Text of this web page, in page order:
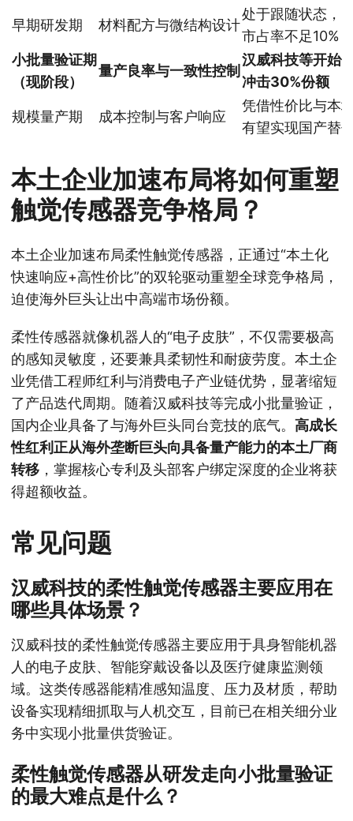
早期研发期 材料配方与微结构设计
处于跟随状态，
市占率不足10%
小批量验证期
（现阶段）
量产良率与一致性控制
汉威科技等开始
冲击30%份额
规模量产期 成本控制与客户响应
凭借性价比与本
有望实现国产替
本土企业加速布局将如何重塑
触觉传感器竞争格局？
本土企业加速布局柔性触觉传感器，正通过“本土化
快速响应+高性价比”的双轮驱动重塑全球竞争格局，
迫使海外巨头让出中高端市场份额。
柔性传感器就像机器人的“电子皮肤”，不仅需要极高
的感知灵敏度，还要兼具柔韧性和耐疲劳度。本土企
业凭借工程师红利与消费电子产业链优势，显著缩短
了产品迭代周期。随着汉威科技等完成小批量验证，
国内企业具备了与海外巨头同台竞技的底气。 高成长
性红利正从海外垄断巨头向具备量产能力的本土厂商
转移 ，掌握核心专利及头部客户绑定深度的企业将获
得超额收益。
常见问题
汉威科技的柔性触觉传感器主要应用在
哪些具体场景？
汉威科技的柔性触觉传感器主要应用于具身智能机器
人的电子皮肤、智能穿戴设备以及医疗健康监测领
域。这类传感器能精准感知温度、压力及材质，帮助
设备实现精细抓取与人机交互，目前已在相关细分业
务中实现小批量供货验证。
柔性触觉传感器从研发走向小批量验证
的最大难点是什么？